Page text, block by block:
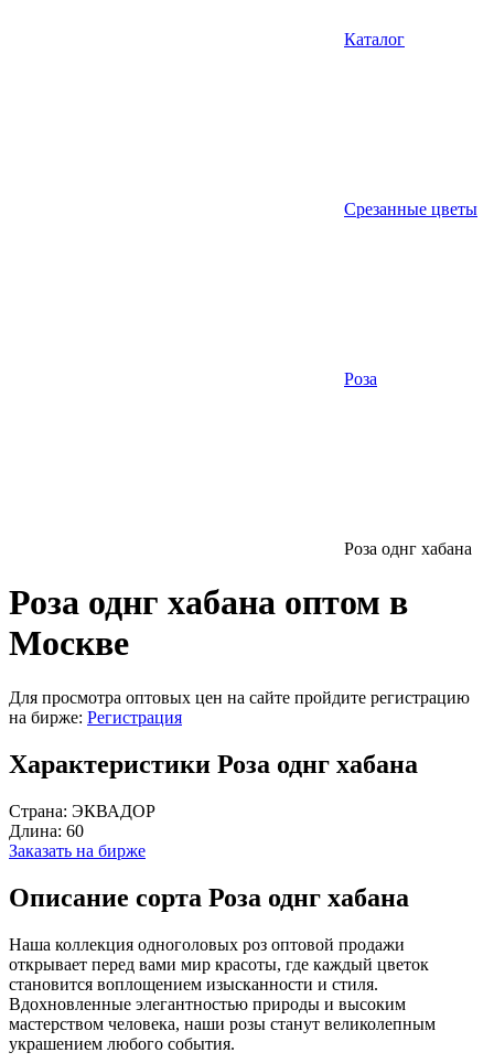
Каталог
Срезанные цветы
Роза
Роза однг хабана
Роза однг хабана оптом в
Москве
Для просмотра оптовых цен на сайте пройдите регистрацию
на бирже: Регистрация
Характеристики Роза однг хабана
Страна: ЭКВАДОР
Длина: 60
Заказать на бирже
Описание сорта Роза однг хабана
Наша коллекция одноголовых роз оптовой продажи
открывает перед вами мир красоты, где каждый цветок
становится воплощением изысканности и стиля.
Вдохновленные элегантностью природы и высоким
мастерством человека, наши розы станут великолепным
украшением любого события.